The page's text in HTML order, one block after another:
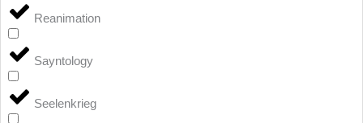
Reanimation
Sayntology
Seelenkrieg